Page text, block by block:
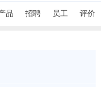
品 招聘 员工 评价